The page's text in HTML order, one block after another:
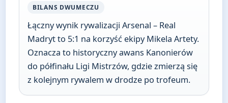
BILANS DWUMECZU
Łączny wynik rywalizacji Arsenal – Real
Madryt to 5:1 na korzyść ekipy Mikela Artety.
Oznacza to historyczny awans Kanonierów
do półfinału Ligi Mistrzów, gdzie zmierzą się
z kolejnym rywalem w drodze po trofeum.